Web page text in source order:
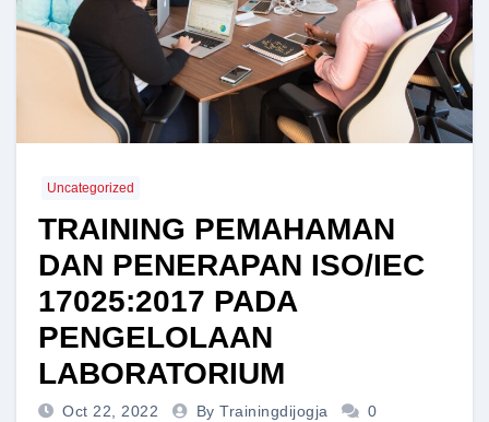
Uncategorized
TRAINING PEMAHAMAN
DAN PENERAPAN ISO/IEC
17025:2017 PADA
PENGELOLAAN
LABORATORIUM
Oct 22, 2022 By Trainingdijogja
0